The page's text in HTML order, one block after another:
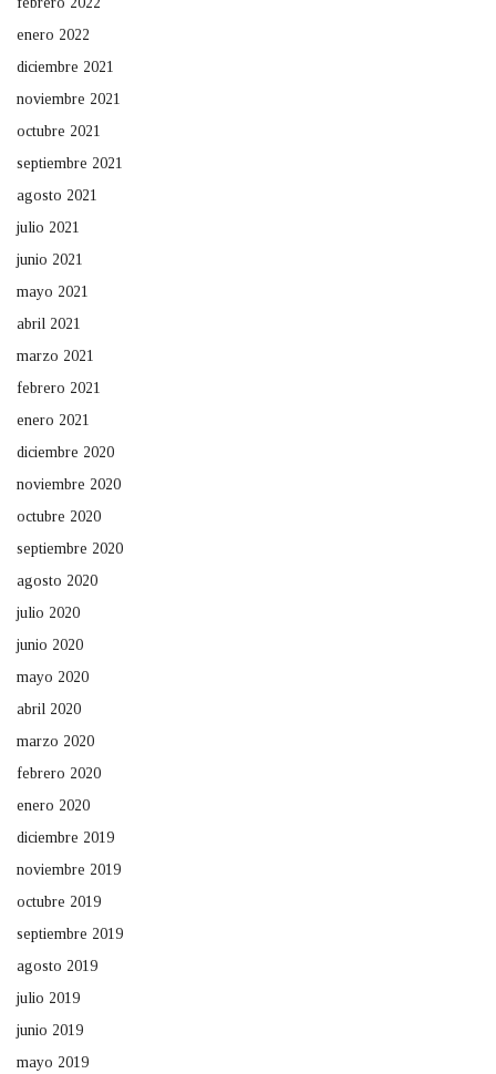
enero 2022
diciembre 2021
noviembre 2021
octubre 2021
septiembre 2021
agosto 2021
julio 2021
junio 2021
mayo 2021
abril 2021
marzo 2021
febrero 2021
enero 2021
diciembre 2020
noviembre 2020
octubre 2020
septiembre 2020
agosto 2020
julio 2020
junio 2020
mayo 2020
abril 2020
marzo 2020
febrero 2020
enero 2020
diciembre 2019
noviembre 2019
octubre 2019
septiembre 2019
agosto 2019
julio 2019
junio 2019
mayo 2019